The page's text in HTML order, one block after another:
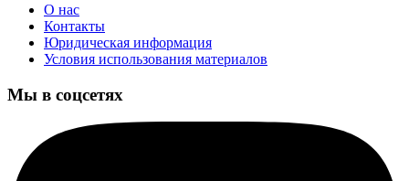
О нас
Контакты
Юридическая информация
Условия использования материалов
Мы в соцсетях